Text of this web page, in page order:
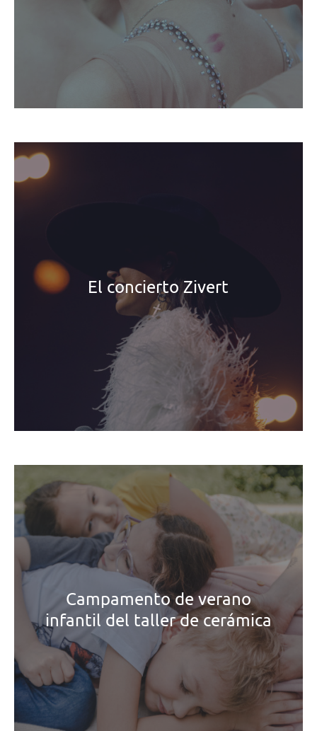
El concierto Zivert
Campamento de verano
infantil del taller de cerámica